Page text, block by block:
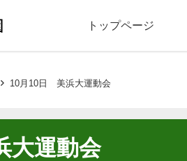
トップページ
10月10日 美浜大運動会
運動会